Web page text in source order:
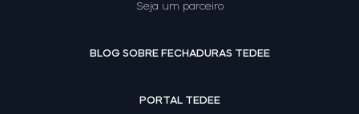
Seja um parceiro
BLOG SOBRE FECHADURAS TEDEE
PORTAL TEDEE